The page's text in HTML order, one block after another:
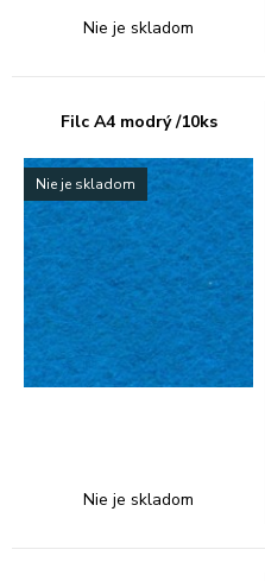
Nie je skladom
Filc A4 modrý /10ks
Nie je skladom
Nie je skladom